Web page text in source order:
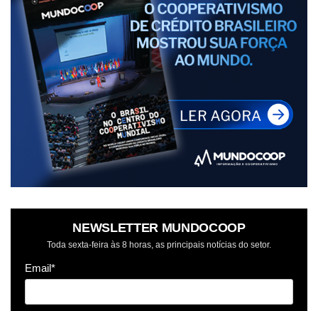
NEWSLETTER MUNDOCOOP
Toda sexta-feira às 8 horas, as principais notícias do setor.
Email*